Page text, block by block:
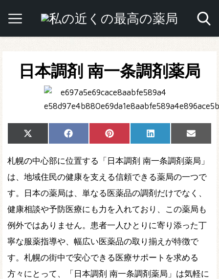
日本調剤 南一条調剤薬局
Share
on
X
(Twitter)
Share
on
Facebook Share
on
Pinterest Share
on
LinkedIn
Share
on
Email
札幌の中心部に位置する「日本調剤 南一条調剤薬局」
は、地域住民の健康を支える信頼できる薬局の一つで
す。日本の薬局は、単なる医薬品の調剤だけでなく、
健康相談や予防医療にも力を入れており、この薬局も
例外ではありません。患者一人ひとりに寄り添った丁
寧な服薬指導や、幅広い医薬品の取り揃えが特徴で
す。札幌の街中で安心できる医療サポートを求める
方々にとって、「日本調剤 南一条調剤薬局」は気軽に